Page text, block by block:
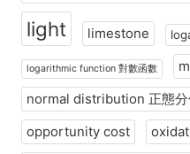
light limestone
logarithmic function 對數函數
normal distribution 正態
opportunity cost